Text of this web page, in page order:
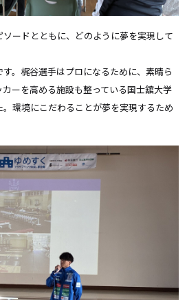
ードとともに、どのように夢を実現して
。梶谷選手はプロになるために、素晴ら
ーを高める施設も整っている国士舘大学
環境にこだわることが夢を実現するため